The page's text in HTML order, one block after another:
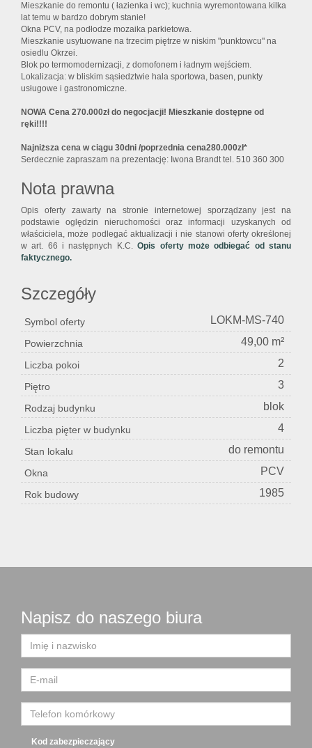
Mieszkanie do remontu ( łazienka i wc); kuchnia wyremontowana kilka
lat temu w bardzo dobrym stanie!
Okna PCV, na podłodze mozaika parkietowa.
Mieszkanie usytuowane na trzecim piętrze w niskim "punktowcu" na
osiedlu Okrzei.
Blok po termomodernizacji, z domofonem i ładnym wejściem.
Lokalizacja: w bliskim sąsiedztwie hala sportowa, basen, punkty
usługowe i gastronomiczne.
NOWA Cena 270.000zł do negocjacji! Mieszkanie dostępne od
ręki!!!!
Najniższa cena w ciągu 30dni /poprzednia cena280.000zł*
Serdecznie zapraszam na prezentację: Iwona Brandt tel. 510 360 300
Nota prawna
Opis oferty zawarty na stronie internetowej sporządzany jest na
podstawie oględzin nieruchomości oraz informacji uzyskanych od
właściciela, może podlegać aktualizacji i nie stanowi oferty określonej
w art. 66 i następnych K.C.Opis oferty może odbiegać od stanu
faktycznego.
Szczegóły
Symbol oferty LOKM-MS-740
Powierzchnia 49,00 m²
Liczba pokoi 2
Piętro 3
Rodzaj budynku blok
Liczba pięter w budynku 4
Stan lokalu do remontu
Okna PCV
Rok budowy 1985
Napisz do naszego biura
Kod zabezpieczający